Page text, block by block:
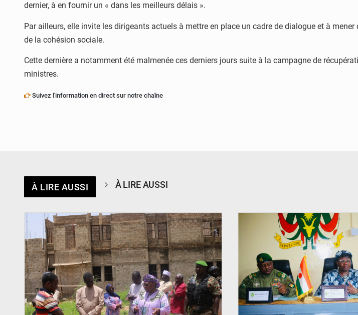
dernier, à en fournir un « dans les meilleurs délais ».
Par ailleurs, elle invite les dirigeants actuels à mettre en place un cadre de dialogue et à
de la cohésion sociale.
Cette dernière a notamment été malmenée ces derniers jours suite à la campagne de
ministres.
Suivez l'information en direct sur notre chaîne
À LIRE AUSSI À LIRE AUSSI